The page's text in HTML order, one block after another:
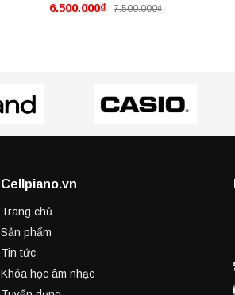
6.500.000₫ 7.500.000₫
Cellpiano.vn
Trang chủ
Sản phẩm
Tin tức
Khóa học âm nhạc